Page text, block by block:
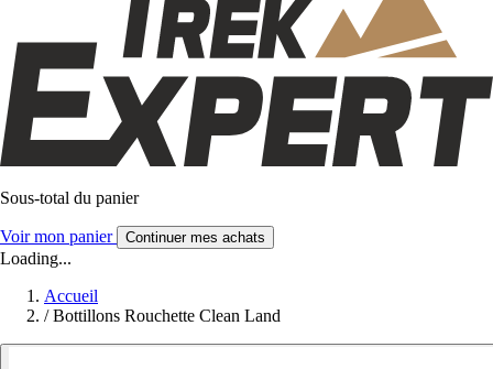
Sous-total du panier
Voir mon panier Continuer mes achats
Loading...
Accueil
/ Bottillons Rouchette Clean Land